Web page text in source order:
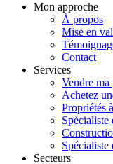
Mon approche
À propos
Mise en
Contact
Services
Vendre ma
Achetez
Propriétés
Spécialiste
Spécialiste
Secteurs